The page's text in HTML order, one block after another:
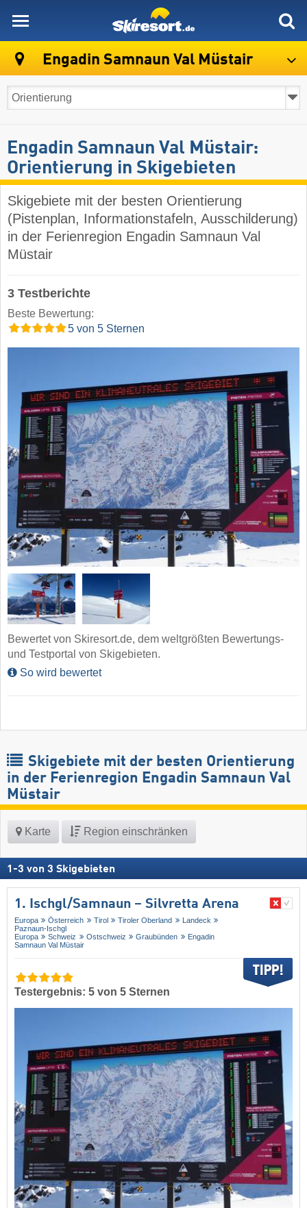
Engadin Samnaun Val Müstair
Engadin Samnaun Val Müstair:
Orientierung in Skigebieten
Skigebiete mit der besten Orientierung
(Pistenplan, Informationstafeln, Ausschilderung)
in der Ferienregion Engadin Samnaun Val
Müstair
3 Testberichte
Beste Bewertung:
5 von 5 Sternen
Bewertet von Skiresort.de, dem weltgrößten Bewertungs-
und Testportal von Skigebieten.
So wird bewertet
Skigebiete mit der besten Orientierung
in der Ferienregion Engadin Samnaun Val
Müstair
Karte Region einschränken
1 -3 von 3 Skigebieten
1. Ischgl/​Samnaun – Silvretta Arena
Europa Österreich Tirol Tiroler Oberland
Landeck
Paznaun-Ischgl
Europa
Schweiz Ostschweiz Graubünden
Engadin
Samnaun Val Müstair
Testergebnis: 5 von 5 Sternen